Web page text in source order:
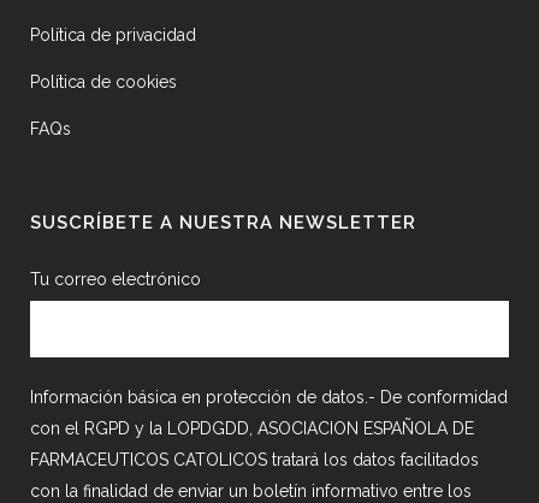
Política de privacidad
Política de cookies
FAQs
SUSCRÍBETE A NUESTRA NEWSLETTER
Tu correo electrónico
Información básica en protección de datos.- De conformidad
con el RGPD y la LOPDGDD, ASOCIACION ESPAÑOLA DE
FARMACEUTICOS CATOLICOS tratará los datos facilitados
con la finalidad de enviar un boletín informativo entre los